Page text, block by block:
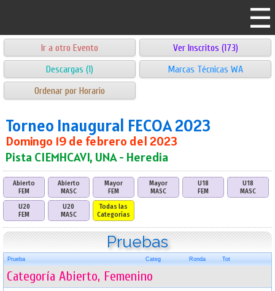
Ir a otro Evento
Ver Inscritos (173)
Descargas (1)
Marcas Técnicas WA
Ordenar por Horario
Torneo Inaugural FECOA 2023
Domingo 19 de febrero del 2023
Pista CIEMHCAVI, UNA - Heredia
Abierto
FEM
Abierto
MASC
Mayor
FEM
Mayor
MASC
U18
FEM
U18
MASC
U20
FEM
U20
MASC
Todas las
Categorías
Pruebas
Prueba Categ Ronda Tot
Categoría Abierto, Femenino